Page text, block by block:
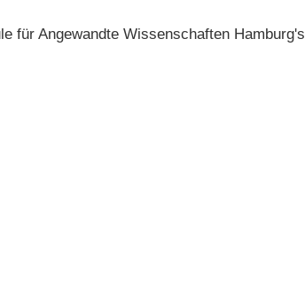
für Angewandte Wissenschaften